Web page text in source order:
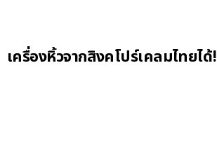
เครื่องหิ้วจากสิงคโปร์เคลมไทยได้!